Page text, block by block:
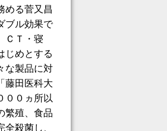
める菅又昌
ブル効果で
ＣＴ・寝
じめとする
な製品に対
藤田医科大
００ヵ所以
繁殖、食品
殺菌し、